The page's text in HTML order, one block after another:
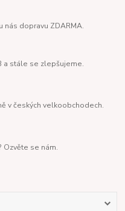
nás dopravu ZDARMA.
a stále se zlepšujeme.
v českých velkoobchodech.
se nám.